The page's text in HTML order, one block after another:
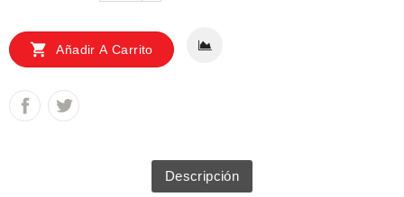
 Añadir A Carrito
Descripción